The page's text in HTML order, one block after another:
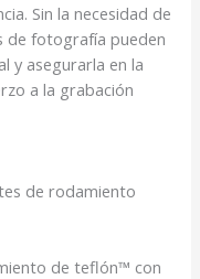
Sin la necesidad de
de fotografía pueden
y asegurarla en la
ala grabación
de rodamiento
de teflón™ con